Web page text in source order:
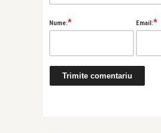
Nume:* Email:*